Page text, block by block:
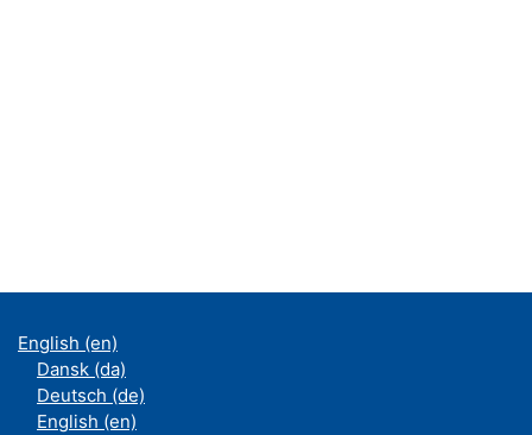
English ‎(en)‎
Dansk ‎(da)‎
Deutsch ‎(de)‎
English ‎(en)‎